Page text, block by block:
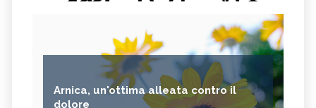
Arnica, un'ottima alleata contro il
dolore